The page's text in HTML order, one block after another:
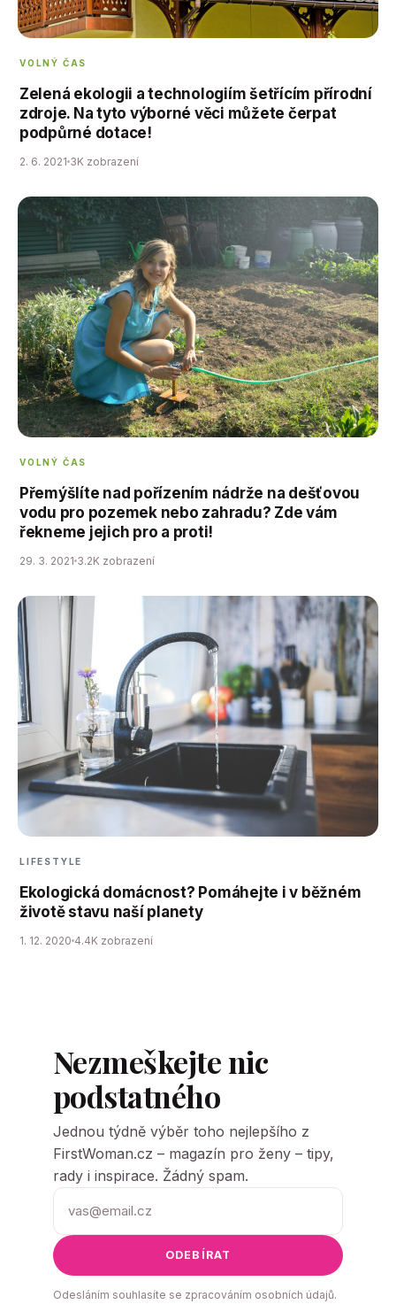
VOLNÝ ČAS
Zelená ekologii a technologiím šetřícím přírodní
zdroje. Na tyto výborné věci můžete čerpat
podpůrné dotace!
2. 6. 2021 3K zobrazení
VOLNÝ ČAS
Přemýšlíte nad pořízením nádrže na dešťovou
vodu pro pozemek nebo zahradu? Zde vám
řekneme jejich pro a proti!
29. 3. 2021 3.2K zobrazení
LIFESTYLE
Ekologická domácnost? Pomáhejte i v běžném
životě stavu naší planety
1. 12. 2020 4.4K zobrazení
Nezmeškejte nic
podstatného
Jednou týdně výběr toho nejlepšího z
FirstWoman.cz – magazín pro ženy – tipy,
rady i inspirace. Žádný spam.
ODEBÍRAT
Odesláním souhlasíte se zpracováním osobních údajů.